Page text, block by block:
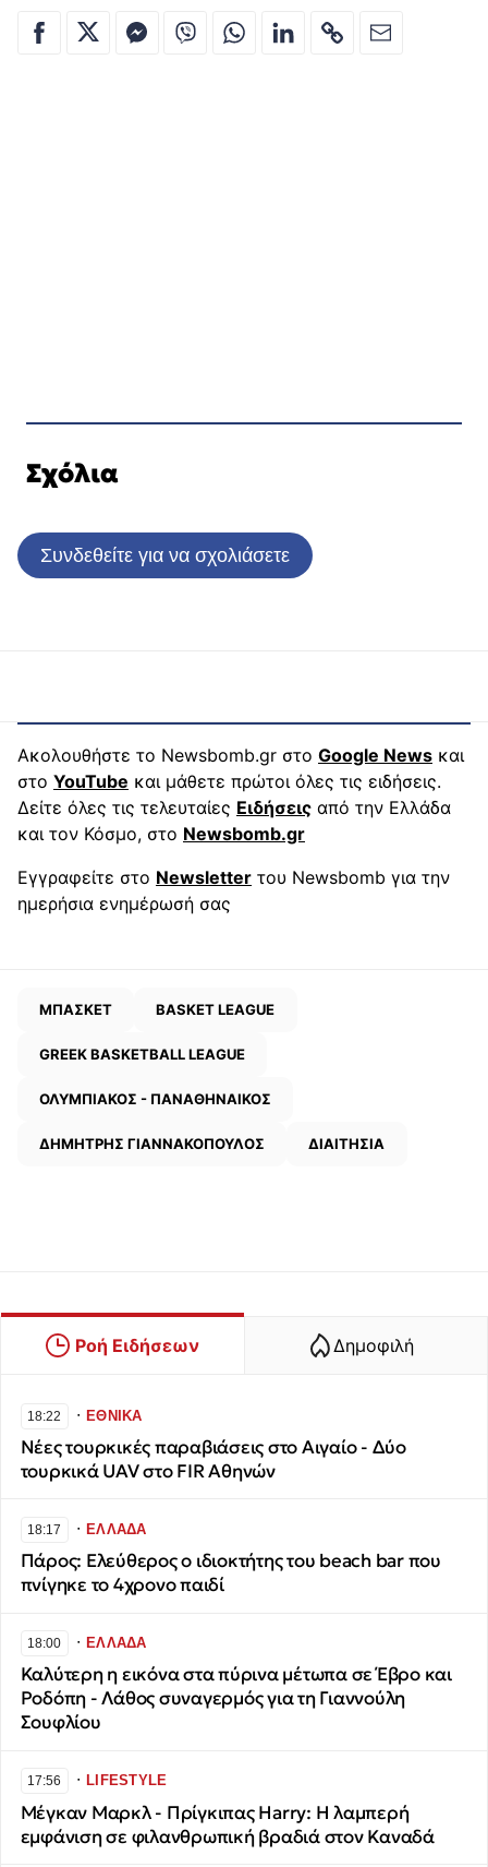
Σχόλια
Συνδεθείτε για να σχολιάσετε
Ακολουθήστε το Newsbomb.gr στο Google News και
στο YouTube και μάθετε πρώτοι όλες τις ειδήσεις.
Δείτε όλες τις τελευταίες Ειδήσεις από την Ελλάδα
και τον Κόσμο, στο Newsbomb.gr
Εγγραφείτε στο Newsletter του Newsbomb για την
ημερήσια ενημέρωσή σας
ΜΠΑΣΚΕΤ BASKET LEAGUE
GREEK BASKETBALL LEAGUE
ΟΛΥΜΠΙΑΚΟΣ - ΠΑΝΑΘΗΝΑΙΚΟΣ
ΔΗΜΗΤΡΗΣ ΓΙΑΝΝΑΚΟΠΟΥΛΟΣ ΔΙΑΙΤΗΣΙΑ
Ροή Ειδήσεων Δημοφιλή
18:22 ∙ΕΘΝΙΚΑ
Νέες τουρκικές παραβιάσεις στο Αιγαίο - Δύο
τουρκικά UAV στο FIR Αθηνών
18:17 ∙ΕΛΛΑΔΑ
Πάρος: Ελεύθερος ο ιδιοκτήτης του beach bar που
πνίγηκε το 4χρονο παιδί
18:00 ∙ΕΛΛΑΔΑ
Καλύτερη η εικόνα στα πύρινα μέτωπα σε Έβρο και
Ροδόπη - Λάθος συναγερμός για τη Γιαννούλη
Σουφλίου
17:56 ∙LIFESTYLE
Μέγκαν Μαρκλ - Πρίγκιπας Harry: Η λαμπερή
εμφάνιση σε φιλανθρωπική βραδιά στον Καναδά